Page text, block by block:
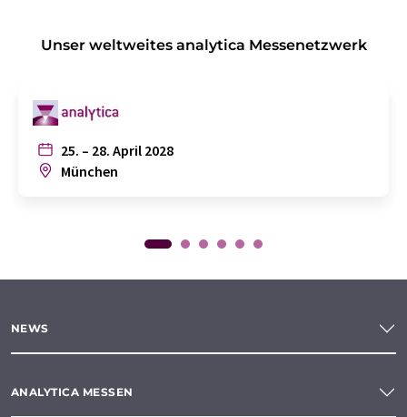
Unser weltweites analytica Messenetzwerk
25. – 28. April 2028
München
NEWS
ANALYTICA MESSEN